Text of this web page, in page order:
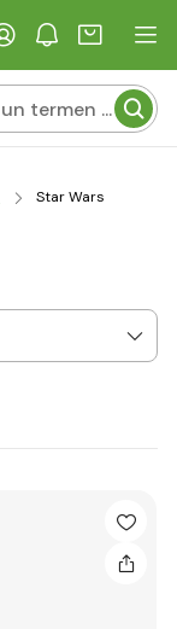
Star Wars